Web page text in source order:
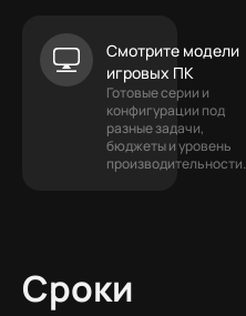
Смотрите модели
игровых ПК
Готовые серии и
конфигурации под
разные задачи,
бюджеты и уровень
производительности.
Сроки